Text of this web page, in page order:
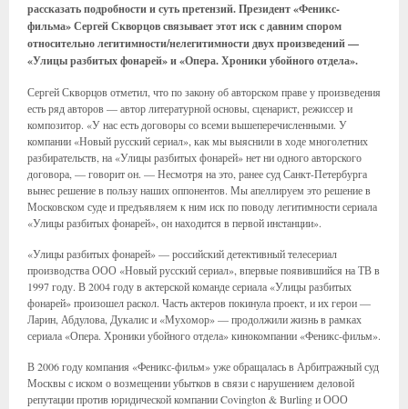
рассказать подробности и суть претензий. Президент «Феникс-
фильма» Сергей Скворцов связывает этот иск с давним спором
относительно легитимности/нелегитимности двух произведений —
«Улицы разбитых фонарей» и «Опера. Хроники убойного отдела».
Сергей Скворцов отметил, что по закону об авторском праве у произведения
есть ряд авторов — автор литературной основы, сценарист, режиссер и
композитор. «У нас есть договоры со всеми вышеперечисленными. У
компании «Новый русский сериал», как мы выяснили в ходе многолетних
разбирательств, на «Улицы разбитых фонарей» нет ни одного авторского
договора, — говорит он. — Несмотря на это, ранее суд Санкт-Петербурга
вынес решение в пользу наших оппонентов. Мы апеллируем это решение в
Московском суде и предъявляем к ним иск по поводу легитимности сериала
«Улицы разбитых фонарей», он находится в первой инстанции».
«Улицы разбитых фонарей» — российский детективный телесериал
производства ООО «Новый русский сериал», впервые появившийся на ТВ в
1997 году. В 2004 году в актерской команде сериала «Улицы разбитых
фонарей» произошел раскол. Часть актеров покинула проект, и их герои —
Ларин, Абдулова, Дукалис и «Мухомор» — продолжили жизнь в рамках
сериала «Опера. Хроники убойного отдела» кинокомпании «Феникс-фильм».
В 2006 году компания «Феникс-фильм» уже обращалась в Арбитражный суд
Москвы с иском о возмещении убытков в связи с нарушением деловой
репутации против юридической компании Covington & Burling и ООО